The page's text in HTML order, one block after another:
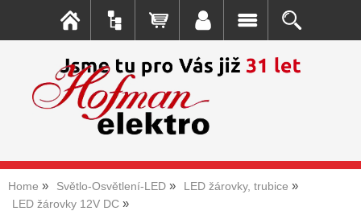
Home Světlo-Osvětlení-LED
LED žárovky, trubice
LED žárovky 12V DC